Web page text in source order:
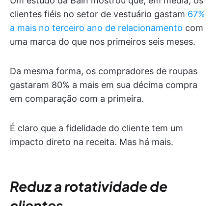
clientes fiéis no setor de vestuário gastam 67%
a mais no terceiro ano de relacionamento com
uma marca do que nos primeiros seis meses.
Da mesma forma, os compradores de roupas
gastaram 80% a mais em sua décima compra
em comparação com a primeira.
É claro que a fidelidade do cliente tem um
impacto direto na receita. Mas há mais.
Reduz a rotatividade de